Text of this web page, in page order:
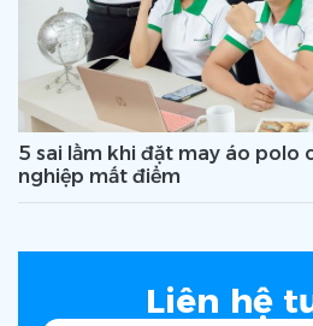
5 sai lầm khi đặt may áo polo
nghiệp mất điểm
Liên hệ